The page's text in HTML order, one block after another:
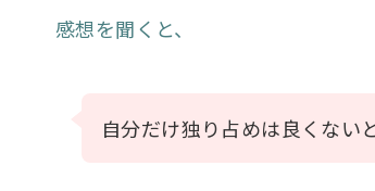
感想を聞くと、
自分だけ独り占めは良くない